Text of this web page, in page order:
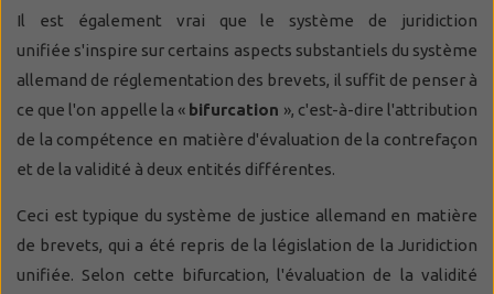
Il est également vrai que le système de juridiction
unifiée s'inspire sur certains aspects substantiels du système
allemand de réglementation des brevets, il suffit de penser à
ce que l'on appelle la « bifurcation », c'est-à-dire l'attribution
de la compétence en matière d'évaluation de la contrefaçon
et de la validité à deux entités différentes.
Ceci est typique du système de justice allemand en matière
de brevets, qui a été repris de la législation de la Juridiction
unifiée. Selon cette bifurcation, l'évaluation de la validité